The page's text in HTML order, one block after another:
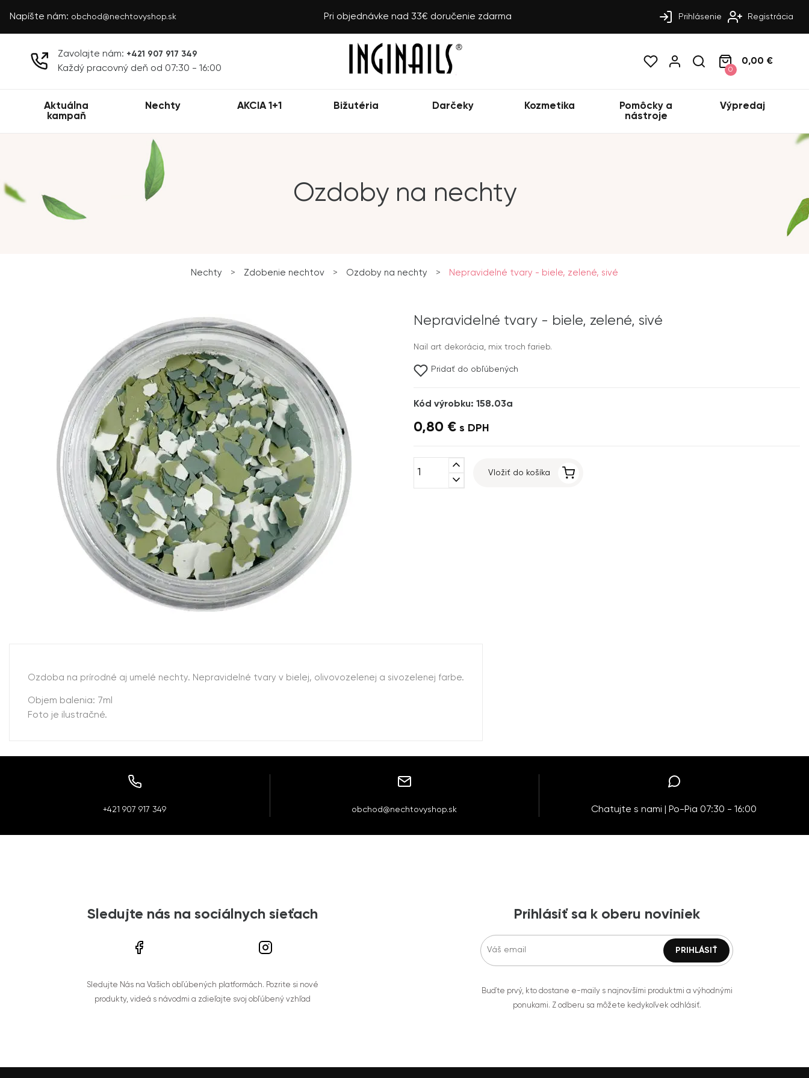
Napíšte nám: obchod@nechtovyshop.sk Pri objednávke nad 33€ doručenie zdarma Prihlásenie Registrácia
Zavolajte nám: +421 907 917 349
Každý pracovný deň od 07:30 - 16:00 0
0,00 €
Aktuálna
kampaň
Nechty AKCIA 1+1 Bižutéria Darčeky Kozmetika
Pomôcky a
nástroje
Výpredaj
Ozdoby na nechty
Nechty > Zdobenie nechtov > Ozdoby na nechty > Nepravidelné tvary - biele, zelené, sivé
Nepravidelné tvary - biele, zelené, sivé
Nail art dekorácia, mix troch farieb.
Pridať do obľúbených
Kód výrobku: 158.03a
0,80 € s DPH
expand_less
expand_more
Vložiť do košíka
Ozdoba na prírodné aj umelé nechty. Nepravidelné tvary v bielej, olivovozelenej a sivozelenej farbe.
Objem balenia: 7ml
Foto je ilustračné.
+421 907 917 349 obchod@nechtovyshop.sk Chatujte s nami | Po-Pia 07:30 - 16:00
Sledujte nás na sociálnych sieťach
Sledujte Nás na Vašich obľúbených platformách. Pozrite si nové
produkty, videá s návodmi a zdieľajte svoj obľúbený vzhľad
Prihlásiť sa k oberu noviniek
Buďte prvý, kto dostane e-maily s najnovšími produktmi a výhodnými
ponukami. Z odberu sa môžete kedykoľvek odhlásiť.